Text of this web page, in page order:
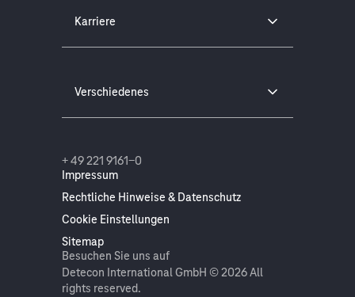
Karriere
Verschiedenes
Detecon International GmbH © 2026 All
rights reserved.
Impressum
Rechtliche Hinweise & Datenschutz
Cookie Einstellungen
Sitemap
+ 49 221 9161-0
Besuchen Sie uns auf